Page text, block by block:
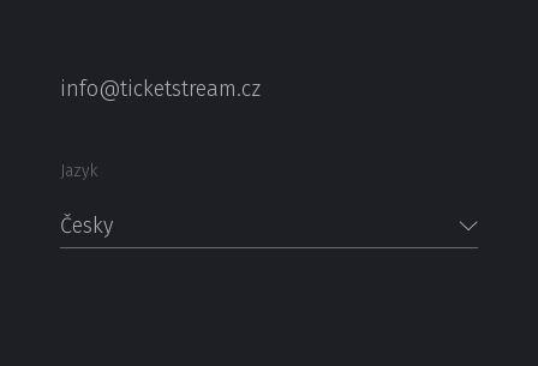
info@ticketstream.cz
Jazyk
Česky